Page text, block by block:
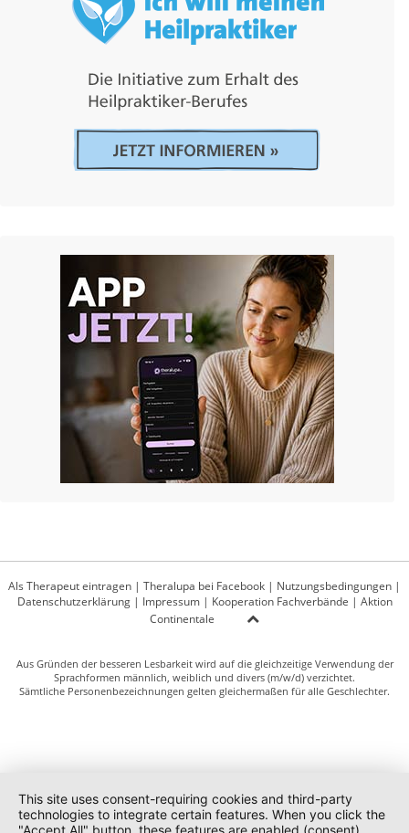
Als Therapeut eintragen | Theralupa bei Facebook | Nutzungsbedingungen |
Datenschutzerklärung| Impressum| Kooperation Fachverbände | Aktion
Continentale
Aus Gründen der besseren Lesbarkeit wird auf die gleichzeitige Verwendung der
Sprachformen männlich, weiblich und divers (m/w/d) verzichtet.
Sämtliche Personenbezeichnungen gelten gleichermaßen für alle Geschlechter.
This site uses consent-requiring cookies and third-party
technologies to integrate certain features. When you click the
"Accept All" button, these features are enabled (consent).